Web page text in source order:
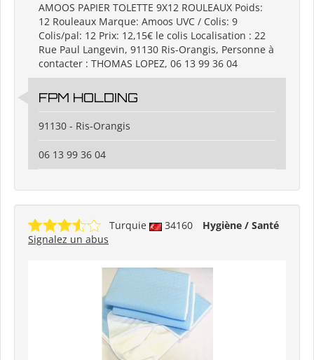
AMOOS PAPIER TOLETTE 9X12 ROULEAUX Poids:
12 Rouleaux Marque: Amoos UVC / Colis: 9
Colis/pal: 12 Prix: 12,15€ le colis Localisation : 22
Rue Paul Langevin, 91130 Ris-Orangis, Personne à
contacter : THOMAS LOPEZ, 06 13 99 36 04
FPM HOLDING
91130 - Ris-Orangis
06 13 99 36 04
Turquie 34160
Hygiène / Santé
Signalez un abus